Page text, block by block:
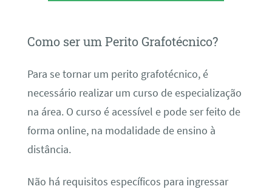
Como ser um Perito Grafotécnico?
Para se tornar um perito grafotécnico, é
necessário realizar um curso de especialização
na área. O curso é acessível e pode ser feito de
forma online, na modalidade de ensino à
distância.
Não há requisitos específicos para ingressar